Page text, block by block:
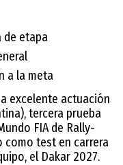
de etapa
a la meta
excelente actuación
tercera prueba
FIA de Rally-
como test en carrera
el Dakar 2027.